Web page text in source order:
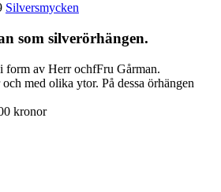
Silversmycken
som silverörhängen.
form av Herr ochfFru Gårman.
med olika ytor. På dessa örhängen
kronor